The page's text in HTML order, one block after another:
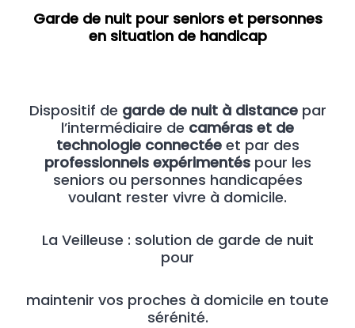
Garde de nuit pour seniors et personnes
en situation de handicap
Dispositif de garde de nuit à distancepar
l’intermédiaire de caméras et de
technologie connectée et par des
professionnels expérimentéspour les
seniors ou personnes handicapées
voulant rester vivre à domicile.
La Veilleuse : solution de garde de nuit
pour
maintenir vos proches à domicile en toute
sérénité.